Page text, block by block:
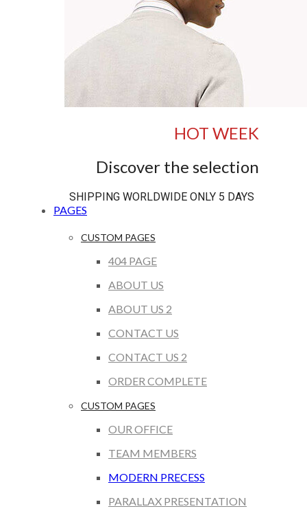
HOT WEEK
Discover the selection
SHIPPING WORLDWIDE ONLY 5 DAYS
PAGES
CUSTOM PAGES
404 PAGE
ABOUT US
ABOUT US 2
CONTACT US
CONTACT US 2
ORDER COMPLETE
CUSTOM PAGES
OUR OFFICE
TEAM MEMBERS
MODERN PRECESS
PARALLAX PRESENTATION